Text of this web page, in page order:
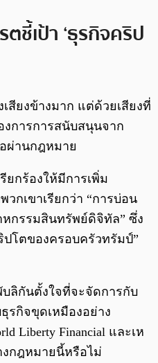
ตชี้เป้า ‘ธุรกิจคริป
สียงข้างมาก แต่ด้วยเสียงที่
งการการสนับสนุนจาก
ผ่านกฎหมาย
ยกร้องให้มีการเพิ่ม
กเขาเรียกว่า “การบ่อน
กรรมสินทรัพย์ดิจิทัล” ซึ่ง
ปโตของครอบครัวทรัมป์”
ลิกันตั้งใจที่จะจัดการกับ
รกิจขุดเหมืองอย่าง
Liberty Financial และเห
กฎหมายนี้หรือไม่